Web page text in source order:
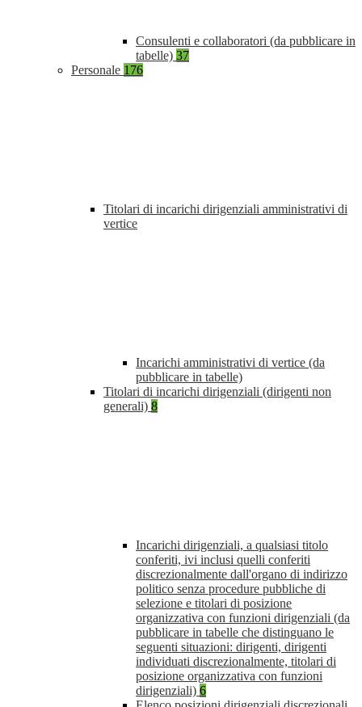
Consulenti e collaboratori (da pubblicare in
tabelle) 37
Personale 176
Titolari di incarichi dirigenziali amministrativi di
vertice
Incarichi amministrativi di vertice (da
pubblicare in tabelle)
Titolari di incarichi dirigenziali (dirigenti non
generali) 8
Incarichi dirigenziali, a qualsiasi titolo
conferiti, ivi inclusi quelli conferiti
discrezionalmente dall'organo di indirizzo
politico senza procedure pubbliche di
selezione e titolari di posizione
organizzativa con funzioni dirigenziali (da
pubblicare in tabelle che distinguano le
seguenti situazioni: dirigenti, dirigenti
individuati discrezionalmente, titolari di
posizione organizzativa con funzioni
dirigenziali) 6